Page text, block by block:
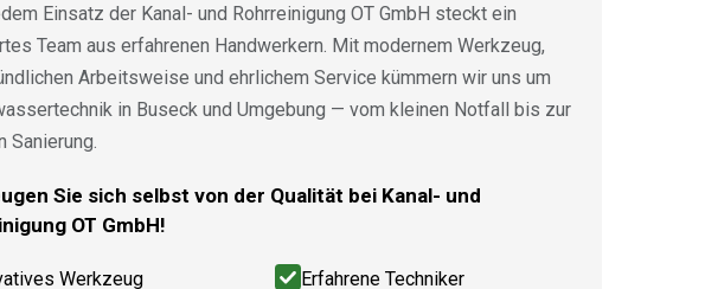
Einsatz der Kanal- und Rohrreinigung OT GmbH steckt ein
Team aus erfahrenen Handwerkern. Mit modernem Werkzeug,
Arbeitsweise und ehrlichem Service kümmern wir uns um
in Buseck und Umgebung — vom kleinen Notfall bis zur
Sanierung.
Sie sich selbst von der Qualität bei Kanal- und
OT GmbH!
Werkzeug Erfahrene Techniker